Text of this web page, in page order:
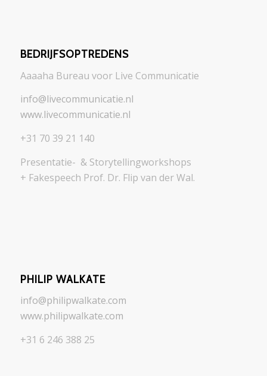
BEDRIJFSOPTREDENS
Aaaaha Bureau voor Live Communicatie
info@livecommunicatie.nl
www.livecommunicatie.nl
+31 70 39 21 140
Presentatie- & Storytellingworkshops
+ Fakespeech Prof. Dr. Flip van der Wal.
PHILIP WALKATE
info@philipwalkate.com
www.philipwalkate.com
+31 6 246 388 25